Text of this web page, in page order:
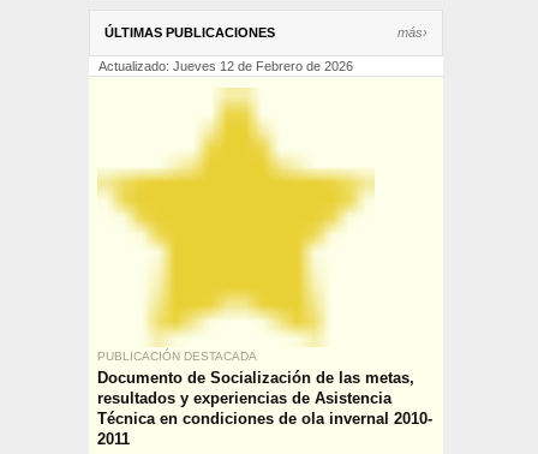
ÚLTIMAS PUBLICACIONES más›
Actualizado: Jueves 12 de Febrero de 2026
PUBLICACIÓN DESTACADA
Documento de Socialización de las metas,
resultados y experiencias de Asistencia
Técnica en condiciones de ola invernal 2010-
2011